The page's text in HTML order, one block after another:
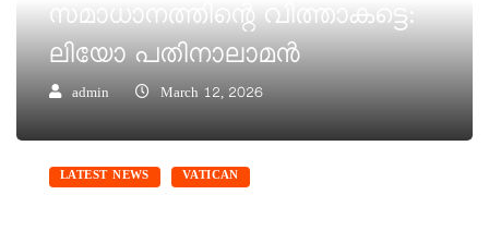
സമാധാനത്തിന്റെ വിത്താകട്ടെ:
ലിയോ പതിനാലാമന്‍
admin March 12, 2026
LATEST NEWS VATICAN